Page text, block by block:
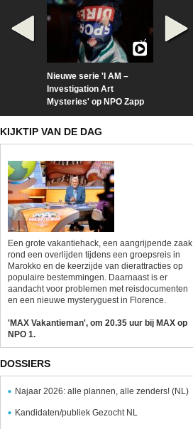
Nieuwe serie 'I AM –
Investigation Art
Mysteries' op NPO Zapp
KIJKTIP VAN DE DAG
Een grote vakantiehack, een aangrijpende zaak
rond een overlijden tijdens een groepsreis in
Marokko en de keerzijde van dierattracties op
populaire bestemmingen. Daarnaast is er
aandacht voor problemen met reisdocumenten
en een nieuwe mysteryguest in Florence.
'MAX Vakantieman', om 20.35 uur bij MAX op
NPO 1.
DOSSIERS
Najaar 2026: alle plannen, alle zenders! (NL)
Kandidaten/publiek Gezocht NL